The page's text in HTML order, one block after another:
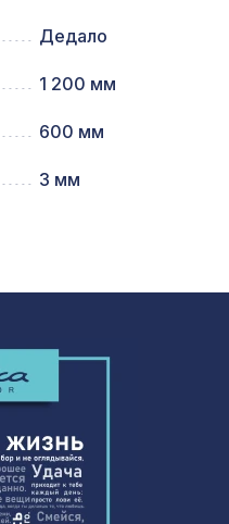
Дедало
1 200 мм
600 мм
3 мм